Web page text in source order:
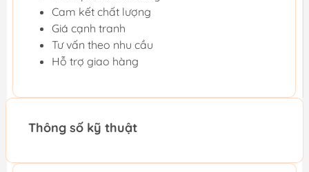
Cam kết chất lượng
Giá cạnh tranh
Tư vấn theo nhu cầu
Hỗ trợ giao hàng
Thông số kỹ thuật